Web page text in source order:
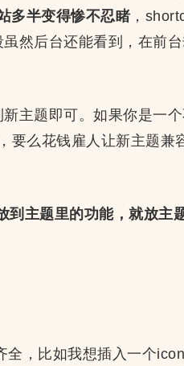
多半变得惨不忍睹，
然后台还能看到，在前
主题即可。如果你是一
么花钱雇人让新主题兼
主题里的功能，就放主
，比如我想插入一个